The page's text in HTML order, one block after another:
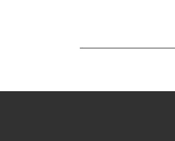
Sakai-ku, Sakai-shi, Osaka 590-8577,